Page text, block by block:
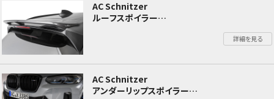
AC Schnitzer
ルーフスポイラー
詳細を見る
AC Schnitzer
アンダーリップスポイラー